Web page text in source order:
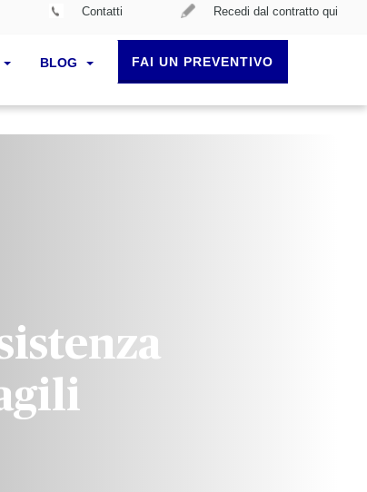
Contatti Recedi dal contratto qui
BLOG FAI UN PREVENTIVO